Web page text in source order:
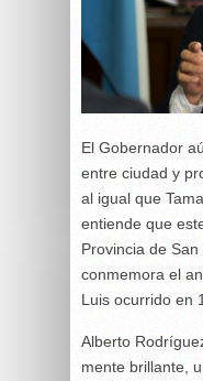
El Gobernador
entre ciudad y
al igual que
entiende que
Provincia de
conmemora el
Luis ocurrido en
Alberto
mente brillante,